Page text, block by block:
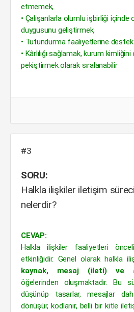
etmemek,
• Çalışanlarla olumlu işbirliği içinde
duygusunu geliştirmek,
• Tutundurma faaliyetlerine
• Kârlılığı sağlamak, kurum
pekiştirmek olarak sıralanabilir
#3
SORU:
Halkla ilişkiler iletişim
nelerdir?
CEVAP:
Halkla ilişkiler faaliyetleri
etkinliğidir. Genel olarak halkla
kaynak, mesaj (ileti) ve
öğelerinden oluşmaktadır. Bu
düşünüp tasarlar, mesajlar
dönüşür, kodlanır, belli bir kitle